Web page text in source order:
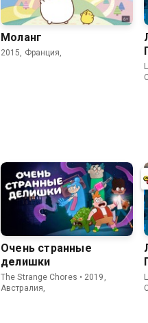
Моланг
2015, Франция,
Очень странные
делишки
The Strange Chores • 2019,
Австралия,